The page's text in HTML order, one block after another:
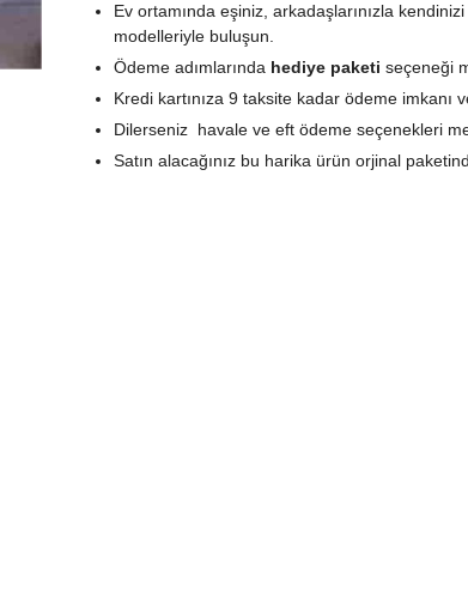
Ev ortamında eşiniz, arkadaşlarınızla
modelleriyle buluşun.
Ödeme adımlarında hediye paketi seçeneği
Kredi kartınıza 9 taksite kadar ödeme imkanı
Dilerseniz havale ve eft ödeme seçenekleri
Satın alacağınız bu harika ürün orjinal